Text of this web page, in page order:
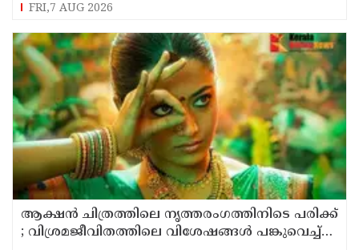
കോടതി
FRI,7 AUG 2026
ആക്ഷൻ ചിത്രത്തിലെ നൃത്തരംഗത്തിനിടെ പരിക്ക്
; വിശ്രമജീവിതത്തിലെ വിശേഷങ്ങൾ പങ്കുവെച്ച്